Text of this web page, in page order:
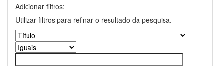
Adicionar filtros:
Utilizar filtros para refinar o resultado da pesquisa.